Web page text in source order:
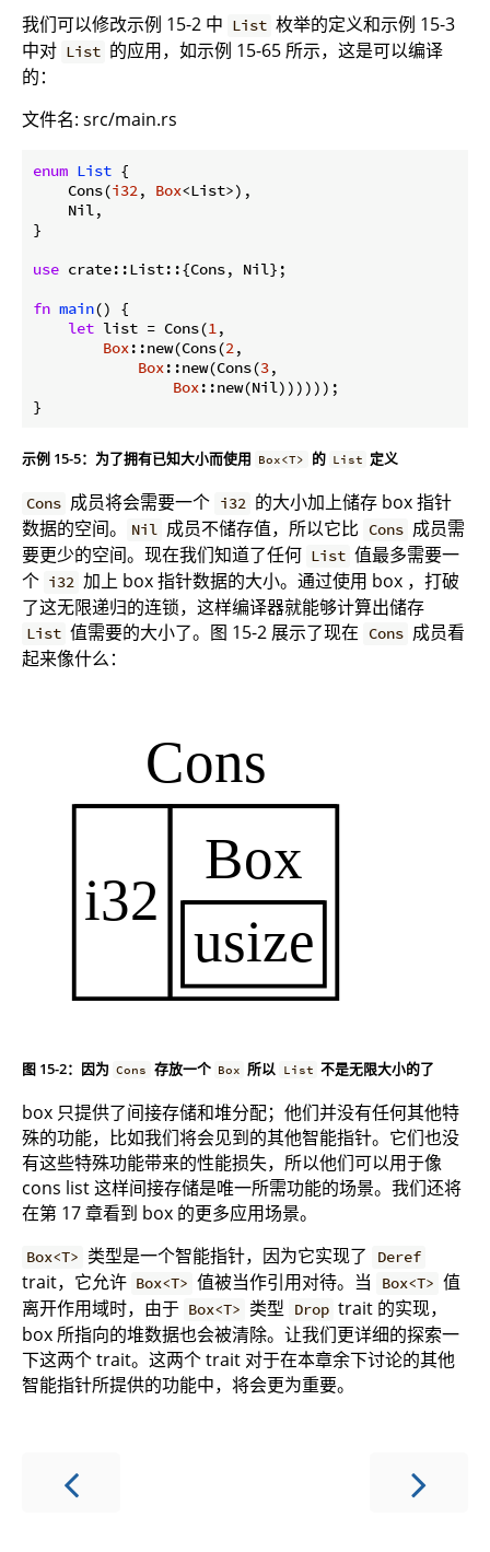
我们可以修改示例 15-2 中 List 枚举的定义和示例 15-3
中对 List 的应用，如示例 15-65 所示，这是可以编译
的：
文件名: src/main.rs
enum List {
    Cons(
i32, Box<List>),
    Nil,
}
use crate::List::{Cons, Nil};
fn main() {
let list = Cons(1,
Box::new(Cons(2,
Box::new(Cons(3,
Box::new(Nil))))));
}
示例 15-5：为了拥有已知大小而使用 Box<T> 的 List 定义
Cons 成员将会需要一个 i32 的大小加上储存 box 指针
数据的空间。
Nil 成员不储存值，所以它比 Cons 成员需
要更少的空间。现在我们知道了任何 List 值最多需要一
个 i32 加上 box 指针数据的大小。通过使用 box ，打破
了这无限递归的连锁，这样编译器就能够计算出储存
List 值需要的大小了。图 15-2 展示了现在 Cons 成员看
起来像什么：
图 15-2：因为 Cons 存放一个 Box 所以 List 不是无限大小的了
box 只提供了间接存储和堆分配；他们并没有任何其他特
殊的功能，比如我们将会见到的其他智能指针。它们也没
有这些特殊功能带来的性能损失，所以他们可以用于像
cons list 这样间接存储是唯一所需功能的场景。我们还将
在第 17 章看到 box 的更多应用场景。
Box<T> 类型是一个智能指针，因为它实现了 Deref
trait，它允许 Box<T> 值被当作引用对待。当 Box<T> 值
离开作用域时，由于 Box<T> 类型 Drop trait 的实现，
box 所指向的堆数据也会被清除。让我们更详细的探索一
下这两个 trait。这两个 trait 对于在本章余下讨论的其他
智能指针所提供的功能中，将会更为重要。